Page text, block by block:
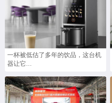
一杯被低估了多年的饮品，这台机
器让它...